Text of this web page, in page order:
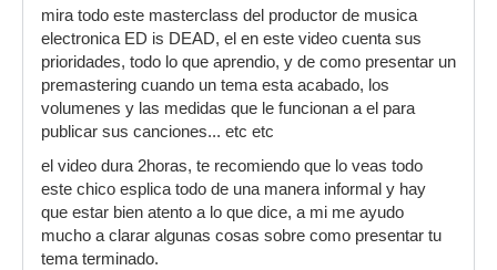
mira todo este masterclass del productor de musica
electronica ED is DEAD, el en este video cuenta sus
prioridades, todo lo que aprendio, y de como presentar un
premastering cuando un tema esta acabado, los
volumenes y las medidas que le funcionan a el para
publicar sus canciones... etc etc
el video dura 2horas, te recomiendo que lo veas todo
este chico esplica todo de una manera informal y hay
que estar bien atento a lo que dice, a mi me ayudo
mucho a clarar algunas cosas sobre como presentar tu
tema terminado.